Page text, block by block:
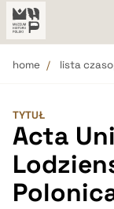
home lista
TYTUŁ
Acta